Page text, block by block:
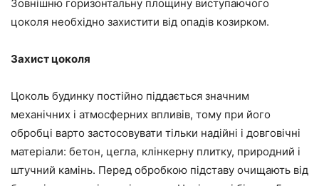
Зовнішню горизонтальну площину виступаючого
цоколя необхідно захистити від опадів козирком.
Захист цоколя
Цоколь будинку постійно піддається значним
механічних і атмосферних впливів, тому при його
обробці варто застосовувати тільки надійні і довговічні
матеріали: бетон, цегла, клінкерну плитку, природний і
штучний камінь. Перед обробкою підставу очищають від